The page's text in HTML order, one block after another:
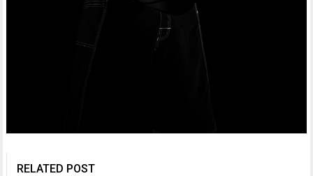
RELATED POST